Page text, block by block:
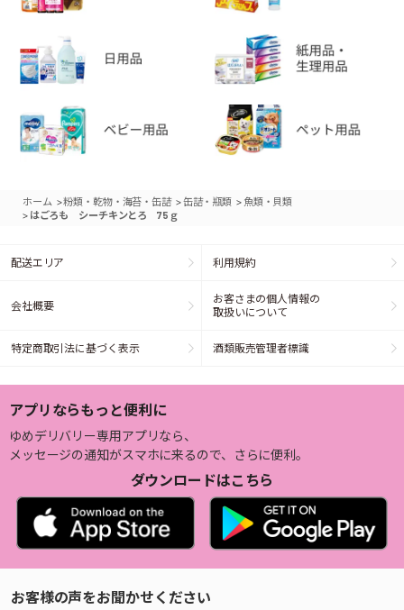
ホーム >粉類・乾物・海苔・缶詰 >缶詰・瓶類 > 魚類・貝類
> はごろも シーチキンとろ 75ｇ
配送エリア 利用規約
会社概要
お客さまの個人情報の
取扱いについて
特定商取引法に基づく表示 酒類販売管理者標識
アプリならもっと便利に
ゆめデリバリー専用アプリなら、
メッセージの通知がスマホに来るので、さらに便利。
ダウンロードはこちら
お客様の声をお聞かせください